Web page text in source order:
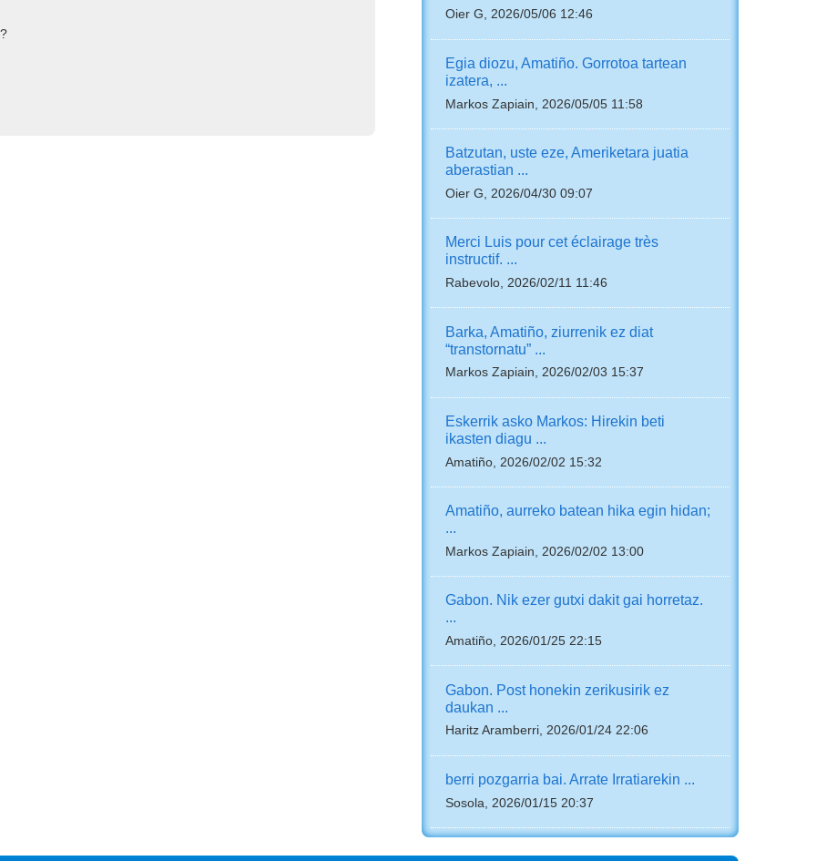
Oier G, 2026/05/06 12:46
Egia diozu, Amatiño. Gorrotoa tartean
izatera, ...
Markos Zapiain, 2026/05/05 11:58
Batzutan, uste eze, Ameriketara juatia
aberastian ...
Oier G, 2026/04/30 09:07
Merci Luis pour cet éclairage très
instructif. ...
Rabevolo, 2026/02/11 11:46
Barka, Amatiño, ziurrenik ez diat
“transtornatu” ...
Markos Zapiain, 2026/02/03 15:37
Eskerrik asko Markos: Hirekin beti
ikasten diagu ...
Amatiño, 2026/02/02 15:32
Amatiño, aurreko batean hika egin hidan;
...
Markos Zapiain, 2026/02/02 13:00
Gabon. Nik ezer gutxi dakit gai horretaz.
...
Amatiño, 2026/01/25 22:15
Gabon. Post honekin zerikusirik ez
daukan ...
Haritz Aramberri, 2026/01/24 22:06
berri pozgarria bai. Arrate Irratiarekin ...
Sosola, 2026/01/15 20:37